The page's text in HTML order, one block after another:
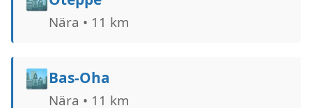
Nära • 11 km
🏙️Bas-Oha
Nära • 11 km